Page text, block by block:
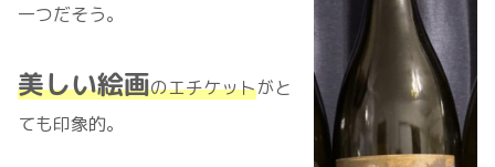
一つだそう。
美しい絵画のエチケットがと
ても印象的。